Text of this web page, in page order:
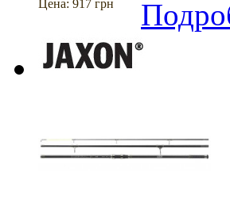
Цена: 917 грн